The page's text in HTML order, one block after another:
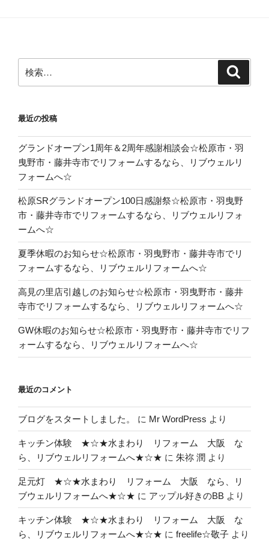
索:
最近の投稿
グランドオープン1周年＆2周年感謝相談会☆松原市・羽
曳野市・藤井寺市でリフォームするなら、リブウェルリ
フォームへ☆
松原SRグランドオープン100日感謝祭☆松原市・羽曳野
市・藤井寺市でリフォームするなら、リブウェルリフォ
ームへ☆
夏季休暇のお知らせ☆松原市・羽曳野市・藤井寺市でリ
フォームするなら、リブウェルリフォームへ☆
高見の里店引越しのお知らせ☆松原市・羽曳野市・藤井
寺市でリフォームするなら、リブウェルリフォームへ☆
GW休暇のお知らせ☆松原市・羽曳野市・藤井寺市でリフ
ォームするなら、リブウェルリフォームへ☆
最近のコメント
ブログをスタートしました。 に Mr WordPress より
キッチン体験 ★☆★水まわり リフォーム 大阪 な
ら、リブウェルリフォームへ★☆★ に 朱祢 潤 より
足元灯 ★☆★水まわり リフォーム 大阪 なら、リ
ブウェルリフォームへ★☆★ に アップル好きのBB より
キッチン体験 ★☆★水まわり リフォーム 大阪 な
ら、リブウェルリフォームへ★☆★ に freelife☆敬子 より